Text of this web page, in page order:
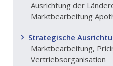
Ausrichtung der
Marktbearbeitung
Strategische
Marktbearbeitung,
Vertriebsorganisation